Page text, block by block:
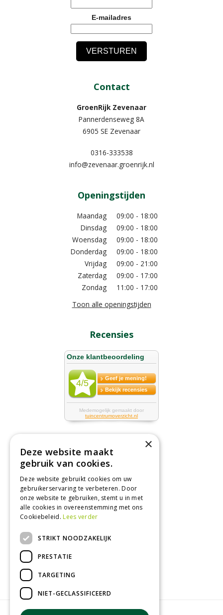
E-mailadres
Contact
GroenRijk Zevenaar​
Pannerdenseweg 8A
6905 SE Zevenaar
0316-333538
info@zevenaar.groenrijk.nl
Openingstijden
Maandag
09:00 - 18:00
Dinsdag
09:00 - 18:00
Woensdag
09:00 - 18:00
Donderdag
09:00 - 18:00
Vrijdag
09:00 - 21:00
Zaterdag
09:00 - 17:00
Zondag
11:00 - 17:00
Toon alle openingstijden
Recensies
Tuincentrum
Nieuws
Tuintips
Tuincentrum
Tuinplanten
×
Deze website maakt
gebruik van cookies.
Deze website gebruikt cookies om uw
gebruikerservaring te verbeteren. Door
onze website te gebruiken, stemt u in met
alle cookies in overeenstemming met ons
Cookiebeleid.Lees verder
STRIKT NOODZAKELIJK
PRESTATIE
TARGETING
NIET-GECLASSIFICEERD